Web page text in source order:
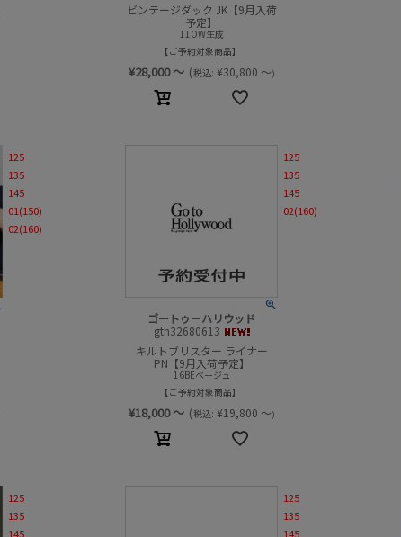
ビンテージダック JK【9月入荷
予定】
11OW生成
ご予約対象商品
¥28,000～ (税込: ¥30,800 ～)
125
135
145
01(150)
02(160)
ゴートゥーハリウッド
gth32680613
キルトブリスター ライナー
PN【9月入荷予定】
16BEベージュ
ご予約対象商品
¥18,000～ (税込: ¥19,800 ～)
125
135
145
02(160)
125
135
145
125
135
145